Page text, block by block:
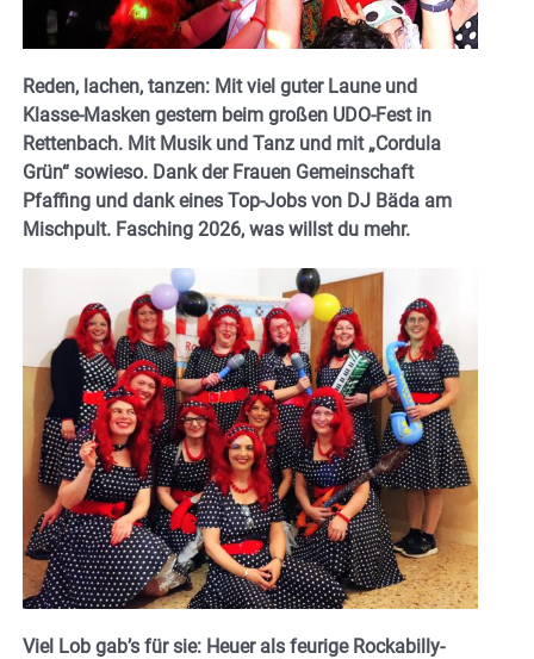
Reden, lachen, tanzen: Mit viel guter Laune und
Klasse-Masken gestern beim großen UDO-Fest in
Rettenbach. Mit Musik und Tanz und mit „Cordula
Grün“ sowieso. Dank der Frauen Gemeinschaft
Pfaffing und dank eines Top-Jobs von DJ Bäda am
Mischpult. Fasching 2026, was willst du mehr.
Viel Lob gab’s für sie: Heuer als feurige Rockabilly-